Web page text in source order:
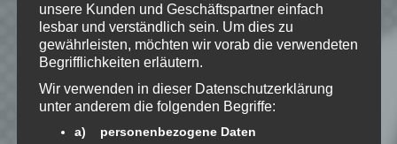
*Ich habe die
Datenschutzerklärungzur
Kenntnis genommen. Ich stimme
zu, dass meine Angaben dauerhaft
gespeichert werden.
unsere Kunden und Geschäftspartner einfach
lesbar und verständlich sein. Um dies zu
gewährleisten, möchten wir vorab die verwendeten
Begrifflichkeiten erläutern.
Wir verwenden in dieser Datenschutzerklärung
unter anderem die folgenden Begriffe:
a) personenbezogene Daten